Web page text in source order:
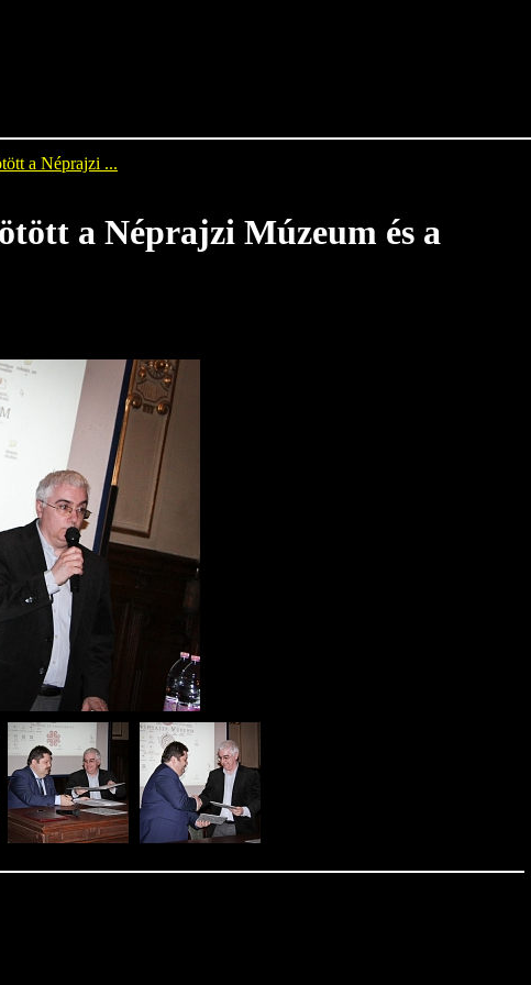
a Néprajzi ...
a Néprajzi Múzeum és a